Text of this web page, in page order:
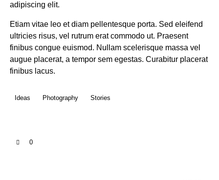
adipiscing elit.
Etiam vitae leo et diam pellentesque porta. Sed eleifend
ultricies risus, vel rutrum erat commodo ut. Praesent
finibus congue euismod. Nullam scelerisque massa vel
augue placerat, a tempor sem egestas. Curabitur placerat
finibus lacus.
Ideas Photography Stories
0